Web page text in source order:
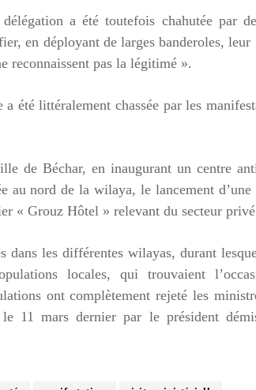
a été toutefois chahutée par
en déployant de larges banderoles, leur
reconnaissent pas la légitimé ».
été littéralement chassée par les
de Béchar, en inaugurant un centre
au nord de la wilaya, le lancement
« Grouz Hôtel » relevant du secteur
les différentes wilayas, durant
locales, qui trouvaient
ont complètement rejeté les
11 mars dernier par le président